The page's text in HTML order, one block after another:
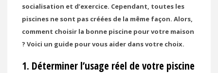
socialisation et d’exercice. Cependant, toutes les
piscines ne sont pas créées de la même façon. Alors,
comment choisir la bonne piscine pour votre maison
? Voici un guide pour vous aider dans votre choix.
1. Déterminer l’usage réel de votre piscine